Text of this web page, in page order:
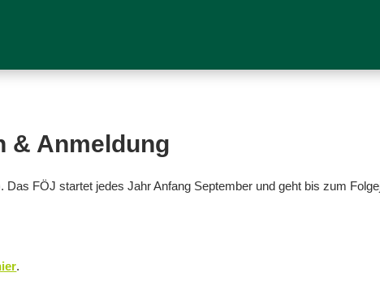
& Anmeldung
FÖJ startet jedes Jahr Anfang September und geht bis zum
.